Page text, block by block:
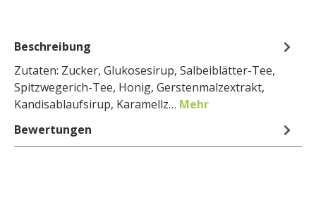
Beschreibung
Zutaten: Zucker, Glukosesirup, Salbeiblätter-Tee,
Spitzwegerich-Tee, Honig, Gerstenmalzextrakt,
Kandisablaufsirup, Karamellz… Mehr
Bewertungen